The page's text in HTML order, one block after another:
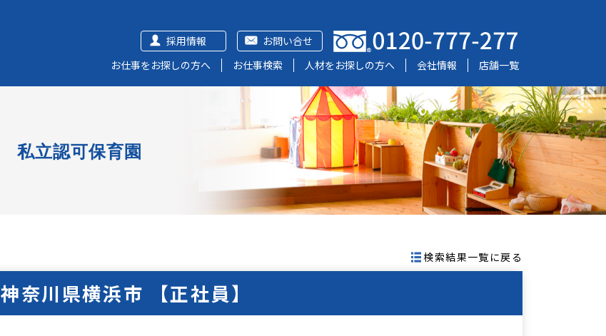
お問い合せ
採用情報
お仕事をお探しの方へ
お仕事検索 人材をお探しの方へ 会社情報 店舗一覧
私立認可保育園
検索結果一覧に戻る
神奈川県横浜市 【正社員】